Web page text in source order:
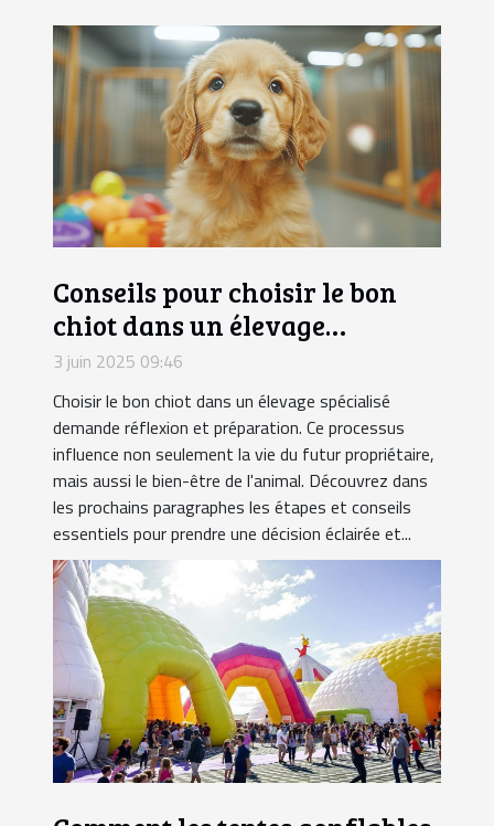
Conseils pour choisir le bon
chiot dans un élevage
spécialisé
3 juin 2025 09:46
Choisir le bon chiot dans un élevage spécialisé
demande réflexion et préparation. Ce processus
influence non seulement la vie du futur propriétaire,
mais aussi le bien-être de l'animal. Découvrez dans
les prochains paragraphes les étapes et conseils
essentiels pour prendre une décision éclairée et...